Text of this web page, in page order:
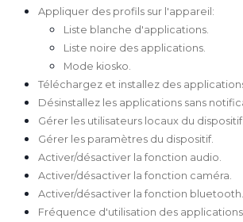
Appliquer des profils sur l'appareil:
Liste blanche d'applications.
Liste noire des applications.
Mode kiosko.
Téléchargez et installez des
Désinstallez les applications sans
Gérer les utilisateurs locaux du dispositif.
Gérer les paramètres du dispositif.
Activer/désactiver la fonction audio.
Activer/désactiver la fonction caméra.
Activer/désactiver la fonction bluetooth.
Fréquence d'utilisation des applications.